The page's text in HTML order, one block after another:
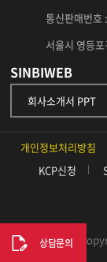
상담문의
통신판매번
서울시 영등
SINBIWEB
회사소개서 PPT
개인정보처리방침
KCP신청